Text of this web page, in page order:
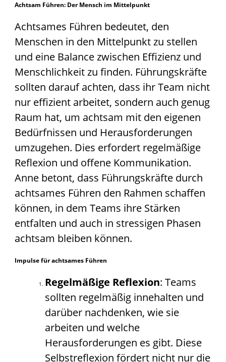
Achtsam Führen: Der Mensch im Mittelpunkt
Achtsames Führen bedeutet, den
Menschen in den Mittelpunkt zu stellen
und eine Balance zwischen Effizienz und
Menschlichkeit zu finden. Führungskräfte
sollten darauf achten, dass ihr Team nicht
nur effizient arbeitet, sondern auch genug
Raum hat, um achtsam mit den eigenen
Bedürfnissen und Herausforderungen
umzugehen. Dies erfordert regelmäßige
Reflexion und offene Kommunikation.
Anne betont, dass Führungskräfte durch
achtsames Führen den Rahmen schaffen
können, in dem Teams ihre Stärken
entfalten und auch in stressigen Phasen
achtsam bleiben können.
Impulse für achtsames Führen
Regelmäßige Reflexion: Teams
sollten regelmäßig innehalten und
darüber nachdenken, wie sie
arbeiten und welche
Herausforderungen es gibt. Diese
Selbstreflexion fördert nicht nur die